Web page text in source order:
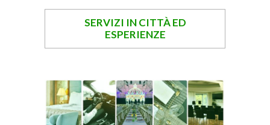
SERVIZI IN CITTÀ ED
ESPERIENZE